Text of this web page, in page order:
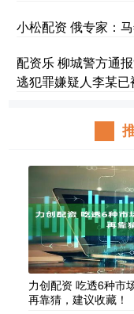
小松配资 俄专家：
配资乐 柳城警方通
逃犯罪嫌疑人李某已
力创配资 吃透6种市
再靠猜，建议收藏！